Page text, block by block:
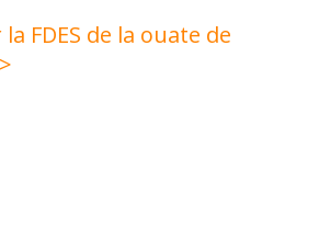
FDES de la ouate de